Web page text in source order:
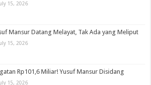
15, 2026
Mansur Datang Melayat, Tak Ada yang Meliput
July 15, 2026
Rp101,6 Miliar! Yusuf Mansur Disidang
July 15, 2026